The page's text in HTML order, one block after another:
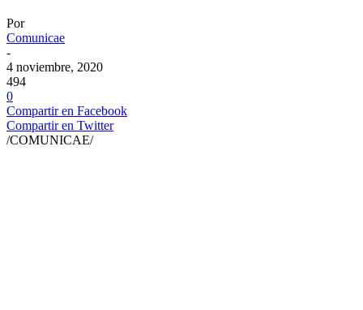
Por
Comunicae
-
4 noviembre, 2020
494
0
Compartir en Facebook
Compartir en Twitter
/COMUNICAE/